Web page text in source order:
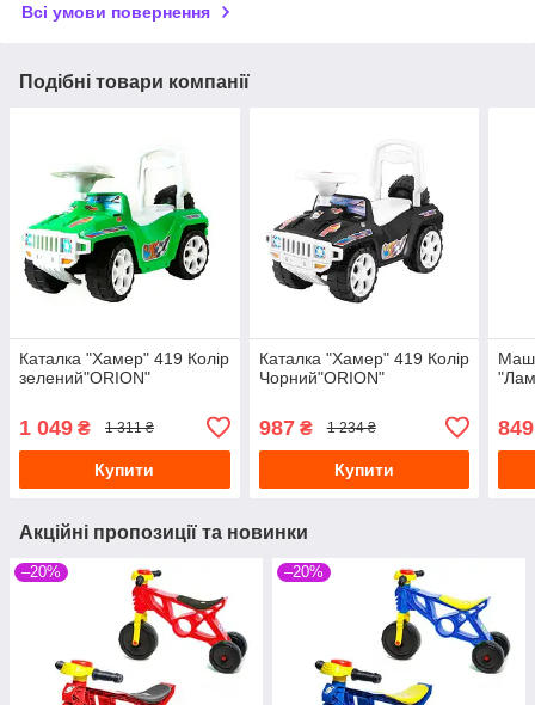
Всі умови повернення
Подібні товари компанії
Каталка "Хамер" 419 Колір
зелений"ORION"
1 049 ₴ 1 311 ₴
Купити
Каталка "Хамер" 419 Колір
Чорний"ORION"
987₴ 1 234 ₴
Купити
849
Акційні пропозиції та новинки
–20% –20%